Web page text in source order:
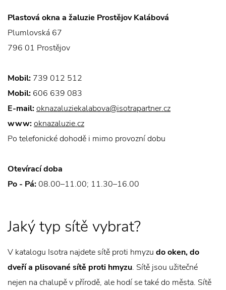
Plastová okna a žaluzie Prostějov Kalábová
Plumlovská 67
796 01 Prostějov
Mobil: 739 012 512
Mobil: 606 639 083
E-mail:oknazaluziekalabova@isotrapartner.cz
www:oknazaluzie.cz
Po telefonické dohodě i mimo provozní dobu
Otevírací doba
Po - Pá: 08.00–11.00; 11.30–16.00
Jaký typ sítě vybrat?
V katalogu Isotra najdete sítě proti hmyzu do oken, do
dveří a plisované sítě proti hmyzu. Sítě jsou užitečné
nejen na chalupě v přírodě, ale hodí se také do města. Sítě